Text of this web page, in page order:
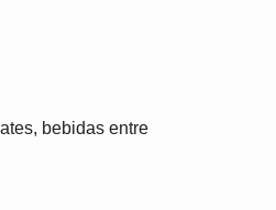
bebidas entre